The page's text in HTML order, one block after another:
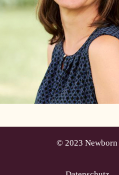
© 2023 Newborn